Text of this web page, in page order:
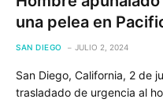
una pelea en
SAN DIEGO JULIO 2, 2024
San Diego, California, 2 de
trasladado de urgencia al